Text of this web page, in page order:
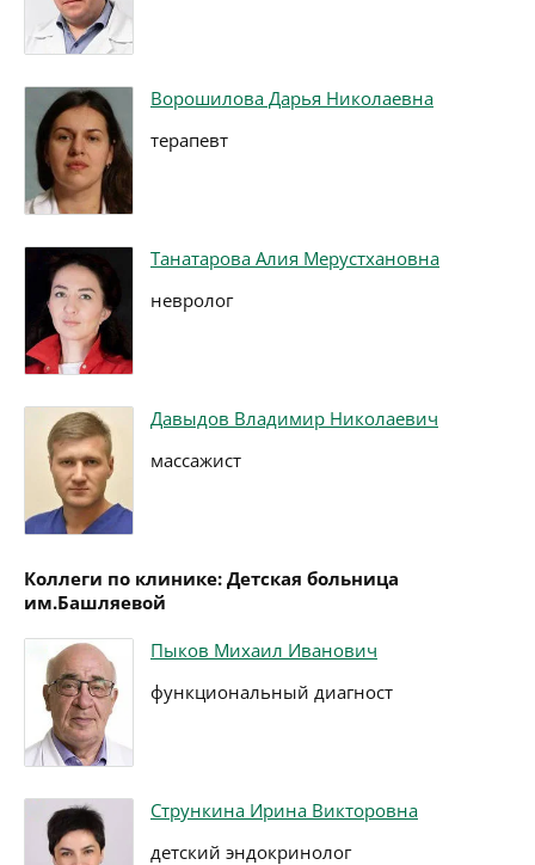
Ворошилова Дарья Николаевна
терапевт
Танатарова Алия Мерустхановна
невролог
Давыдов Владимир Николаевич
массажист
Коллеги по клинике: Детская больница
им.Башляевой
Пыков Михаил Иванович
функциональный диагност
Стрункина Ирина Викторовна
детский эндокринолог